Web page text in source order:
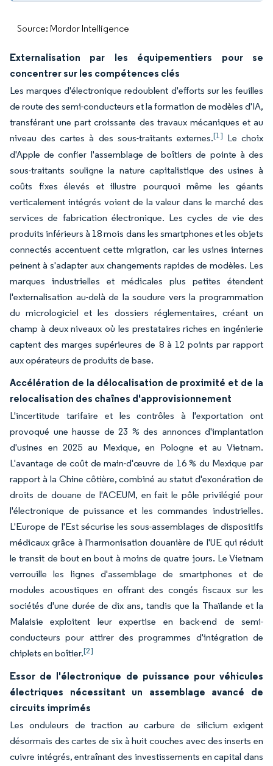
Source: Mordor Intelligence
Externalisation par les équipementiers pour se
concentrer sur les compétences clés
Les marques d'électronique redoublent d'efforts sur les feuilles
de route des semi-conducteurs et la formation de modèles d'IA,
transférant une part croissante des travaux mécaniques et au
niveau des cartes à des sous-traitants externes.[1] Le choix
d'Apple de confier l'assemblage de boîtiers de pointe à des
sous-traitants souligne la nature capitalistique des usines à
coûts fixes élevés et illustre pourquoi même les géants
verticalement intégrés voient de la valeur dans le marché des
services de fabrication électronique. Les cycles de vie des
produits inférieurs à 18 mois dans les smartphones et les objets
connectés accentuent cette migration, car les usines internes
peinent à s'adapter aux changements rapides de modèles. Les
marques industrielles et médicales plus petites étendent
l'externalisation au-delà de la soudure vers la programmation
du micrologiciel et les dossiers réglementaires, créant un
champ à deux niveaux où les prestataires riches en ingénierie
captent des marges supérieures de 8 à 12 points par rapport
aux opérateurs de produits de base.
Accélération de la délocalisation de proximité et de la
relocalisation des chaînes d'approvisionnement
L'incertitude tarifaire et les contrôles à l'exportation ont
provoqué une hausse de 23 % des annonces d'implantation
d'usines en 2025 au Mexique, en Pologne et au Vietnam.
L'avantage de coût de main-d'œuvre de 16 % du Mexique par
rapport à la Chine côtière, combiné au statut d'exonération de
droits de douane de l'ACEUM, en fait le pôle privilégié pour
l'électronique de puissance et les commandes industrielles.
L'Europe de l'Est sécurise les sous-assemblages de dispositifs
médicaux grâce à l'harmonisation douanière de l'UE qui réduit
le transit de bout en bout à moins de quatre jours. Le Vietnam
verrouille les lignes d'assemblage de smartphones et de
modules acoustiques en offrant des congés fiscaux sur les
sociétés d'une durée de dix ans, tandis que la Thaïlande et la
Malaisie exploitent leur expertise en back-end de semi-
conducteurs pour attirer des programmes d'intégration de
chiplets en boîtier.[2]
Essor de l'électronique de puissance pour véhicules
électriques nécessitant un assemblage avancé de
circuits imprimés
Les onduleurs de traction au carbure de silicium exigent
désormais des cartes de six à huit couches avec des inserts en
cuivre intégrés, entraînant des investissements en capital dans